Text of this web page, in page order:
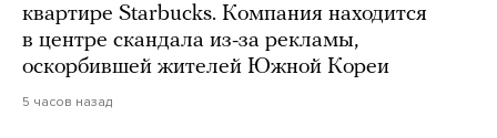
квартире Starbucks. Компания находится
в центре скандала из-за рекламы,
оскорбившей жителей Южной Кореи
5 часов назад